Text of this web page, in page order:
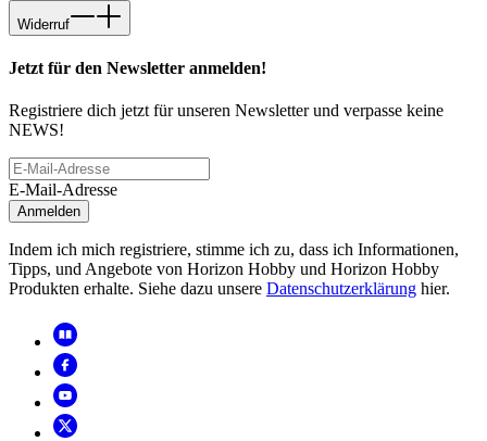
Widerruf
Jetzt für den Newsletter anmelden!
Registriere dich jetzt für unseren Newsletter und verpasse keine
NEWS!
E-Mail-Adresse
Anmelden
Indem ich mich registriere, stimme ich zu, dass ich Informationen,
Tipps, und Angebote von Horizon Hobby und Horizon Hobby
Produkten erhalte. Siehe dazu unsere Datenschutzerklärung hier.